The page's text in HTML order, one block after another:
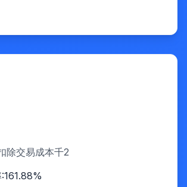
除交易成本千2